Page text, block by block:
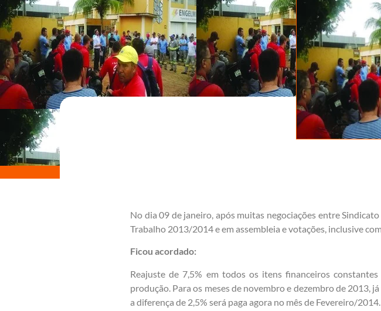
No dia 09 de janeiro, após muitas negociações entre
Trabalho 2013/2014 e em assembleia e votações, inclusive
Ficou acordado:
Reajuste de 7,5% em todos os itens financeiros
produção. Para os meses de novembro e dezembro de 2013,
a diferença de 2,5% será paga agora no mês de Fevereiro/2014.